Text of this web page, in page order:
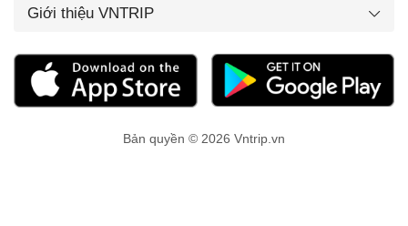
Giới thiệu VNTRIP
Bản quyền © 2026 Vntrip.vn